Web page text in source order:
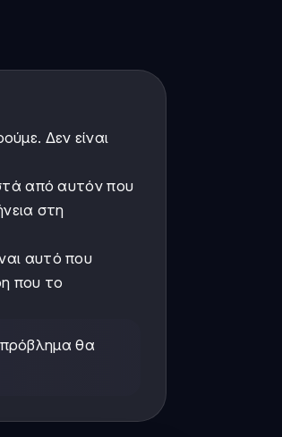
Δεν είναι
από αυτόν που
στη
αυτό που
που το
πρόβλημα θα